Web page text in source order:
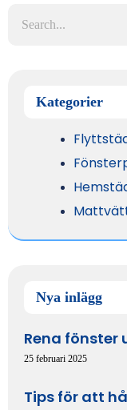
Kategorier
Nya inlägg
Rena fönster
25 februari 2025
Tips för att